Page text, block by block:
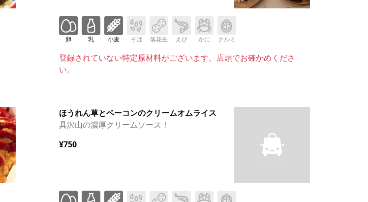
卵 乳 小麦 そば 落花生 えび かに クルミ
登録されていない特定原材料がございます。店頭でお確かめくださ
い。
ほうれん草とベーコンのクリームオムライス
具沢山の濃厚クリームソース！
¥750